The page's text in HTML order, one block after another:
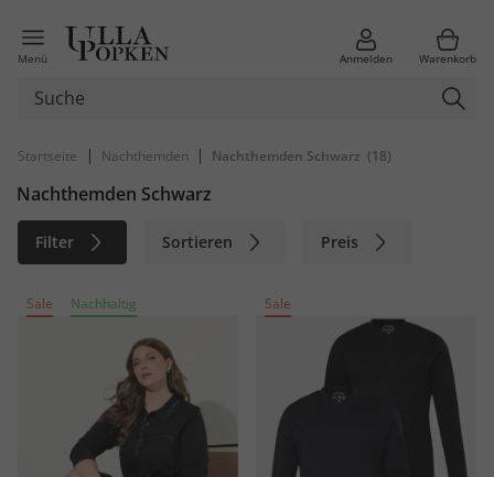
Menü Anmelden Warenkorb
Startseite | Nachthemden | Nachthemden Schwarz (18)
Nachthemden Schwarz
Filter Sortieren Preis
Sale Nachhaltig Sale